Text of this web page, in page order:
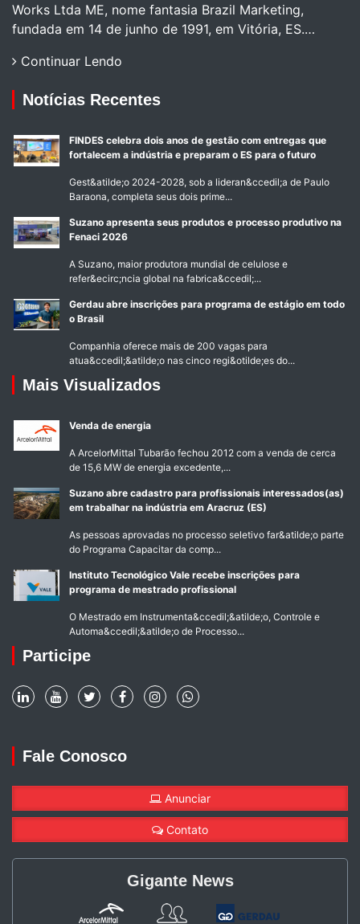
Works Ltda ME, nome fantasia Brazil Marketing,
fundada em 14 de junho de 1991, em Vitória, ES.…
Continuar Lendo
Notícias Recentes
FINDES celebra dois anos de gestão com entregas que
fortalecem a indústria e preparam o ES para o futuro
Gest&atilde;o 2024-2028, sob a lideran&ccedil;a de Paulo
Baraona, completa seus dois prime...
Suzano apresenta seus produtos e processo produtivo na
Fenaci 2026
A Suzano, maior produtora mundial de celulose e
refer&ecirc;ncia global na fabrica&ccedil;...
Gerdau abre inscrições para programa de estágio em todo
o Brasil
Companhia oferece mais de 200 vagas para
atua&ccedil;&atilde;o nas cinco regi&otilde;es do...
Mais Visualizados
Venda de energia
A ArcelorMittal Tubarão fechou 2012 com a venda de cerca
de 15,6 MW de energia excedente,...
Suzano abre cadastro para profissionais interessados(as)
em trabalhar na indústria em Aracruz (ES)
As pessoas aprovadas no processo seletivo far&atilde;o parte
do Programa Capacitar da comp...
Instituto Tecnológico Vale recebe inscrições para
programa de mestrado profissional
O Mestrado em Instrumenta&ccedil;&atilde;o, Controle e
Automa&ccedil;&atilde;o de Processo...
Participe
Fale Conosco
Anunciar
Contato
Gigante News